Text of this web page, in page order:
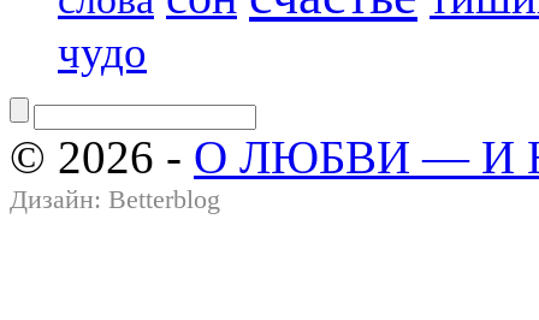
чудо
© 2026 - О ЛЮБВИ — И
Дизайн: Betterblog